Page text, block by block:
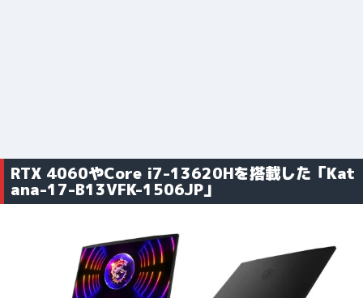
RTX 4060やCore i7-13620Hを搭載した「Kat
ana-17-B13VFK-1506JP」